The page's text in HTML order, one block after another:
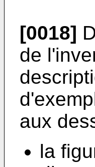
[0018]
de
aux
la